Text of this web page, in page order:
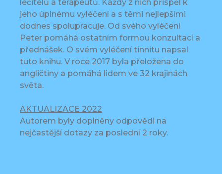
léčitelů a terapeutů. Každý z nich přispěl k
jeho úplnému vyléčení a s těmi nejlepšími
dodnes spolupracuje. Od svého vyléčení
Peter pomáhá ostatním formou konzultací a
přednášek. O svém vyléčení tinnitu napsal
tuto knihu. V roce 2017 byla přeložena do
angličtiny a pomáhá lidem ve 32 krajinách
světa.
AKTUALIZACE 2022
Autorem byly doplněny odpovědi na
nejčastější dotazy za poslední 2 roky.